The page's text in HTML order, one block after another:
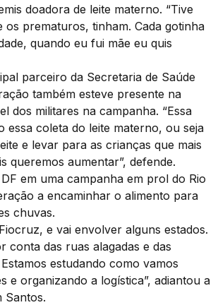
doadora de leite materno. “Tive
prematuros, tinham. Cada gotinha
quando eu fui mãe eu quis
parceiro da Secretaria de Saúde
também esteve presente na
dos militares na campanha. “Essa
essa coleta do leite materno, ou seja
e levar para as crianças que mais
queremos aumentar”, defende.
em uma campanha em prol do Rio
a encaminhar o alimento para
chuvas.
e vai envolver alguns estados.
conta das ruas alagadas e das
estudando como vamos
e organizando a logística”, adiantou a
Santos.